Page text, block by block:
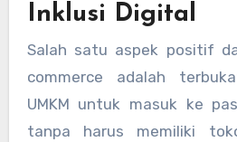
Inklusi Digital
Salah satu aspek positif
commerce adalah
UMKM untuk masuk ke
tanpa harus memiliki